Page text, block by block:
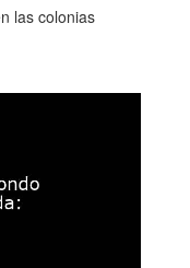
las colonias